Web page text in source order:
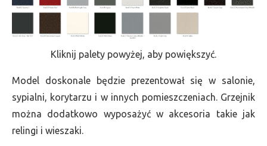
Kliknij palety powyżej, aby powiększyć.
Model doskonale będzie prezentował się w salonie,
sypialni, korytarzu i w innych pomieszczeniach. Grzejnik
można dodatkowo wyposażyć w akcesoria takie jak
relingi i wieszaki.